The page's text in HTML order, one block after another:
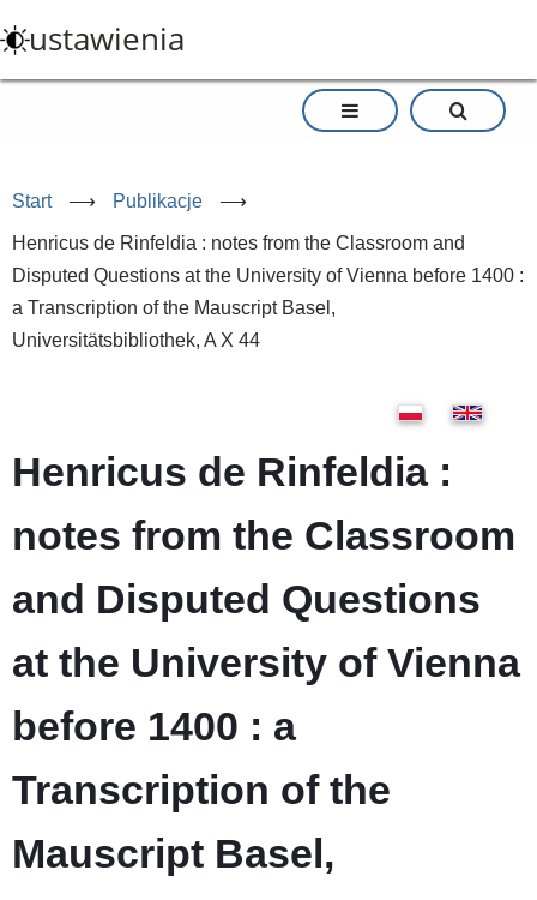
do
treści
ustawienia
Start ⟶ Publikacje ⟶
Henricus de Rinfeldia : notes from the Classroom and
Disputed Questions at the University of Vienna before 1400 :
a Transcription of the Mauscript Basel,
Universitätsbibliothek, A X 44
Henricus de Rinfeldia :
notes from the Classroom
and Disputed Questions
at the University of Vienna
before 1400 : a
Transcription of the
Mauscript Basel,